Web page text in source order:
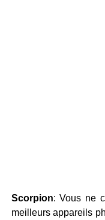
Scorpion: Vous ne
meilleurs appareils